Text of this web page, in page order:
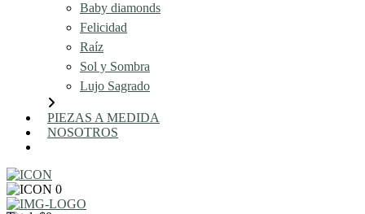
Baby diamonds
Felicidad
Raíz
Sol y Sombra
Lujo Sagrado
PIEZAS A MEDIDA
NOSOTROS
0